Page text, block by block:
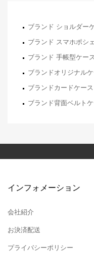
ブランド ショルダー
ブランド スマホポシ
ブランド 手帳型ケー
ブランドオリジナル
ブランドカードケー
ブランド背面ベルト
インフォメーション
会社紹介
お決済配送
プライバシーポリシー